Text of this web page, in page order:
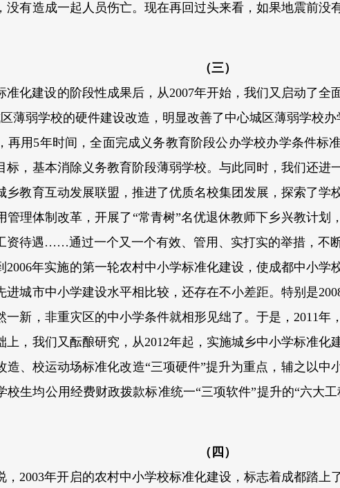
没有造成一起人员伤亡。现在再回过头来看，如果地震前没
（三）
准化建设的阶段性成果后，从2007年开始，我们又启动了全
薄弱学校的硬件建设改造，明显改善了中心城区薄弱学校办
再用5年时间，全面完成义务教育阶段公办学校办学条件标
标，基本消除义务教育阶段薄弱学校。与此同时，我们还进
乡教育互动发展联盟，推进了优质名校集团发展，探索了学
管理体制改革，开展了“常青树”名优退休教师下乡兴教计划
资待遇……通过一个又一个有效、管用、实打实的举措，不
2006年实施的第一轮农村中小学标准化建设，使成都中小
进城市中小学建设水平相比较，还存在不小差距。特别是
一新，非重灾区的中小学条件就相形见绌了。于是，2011年
上，我们又酝酿研究，从2012年起，实施城乡中小学标准化
造、校运动场标准化改造“三项硬件”提升为重点，辅之以中
校生均公用经费财政拨款标准统一“三项软件”提升的“六大
（四）
，2003年开启的农村中小学校标准化建设，标志着成都踏